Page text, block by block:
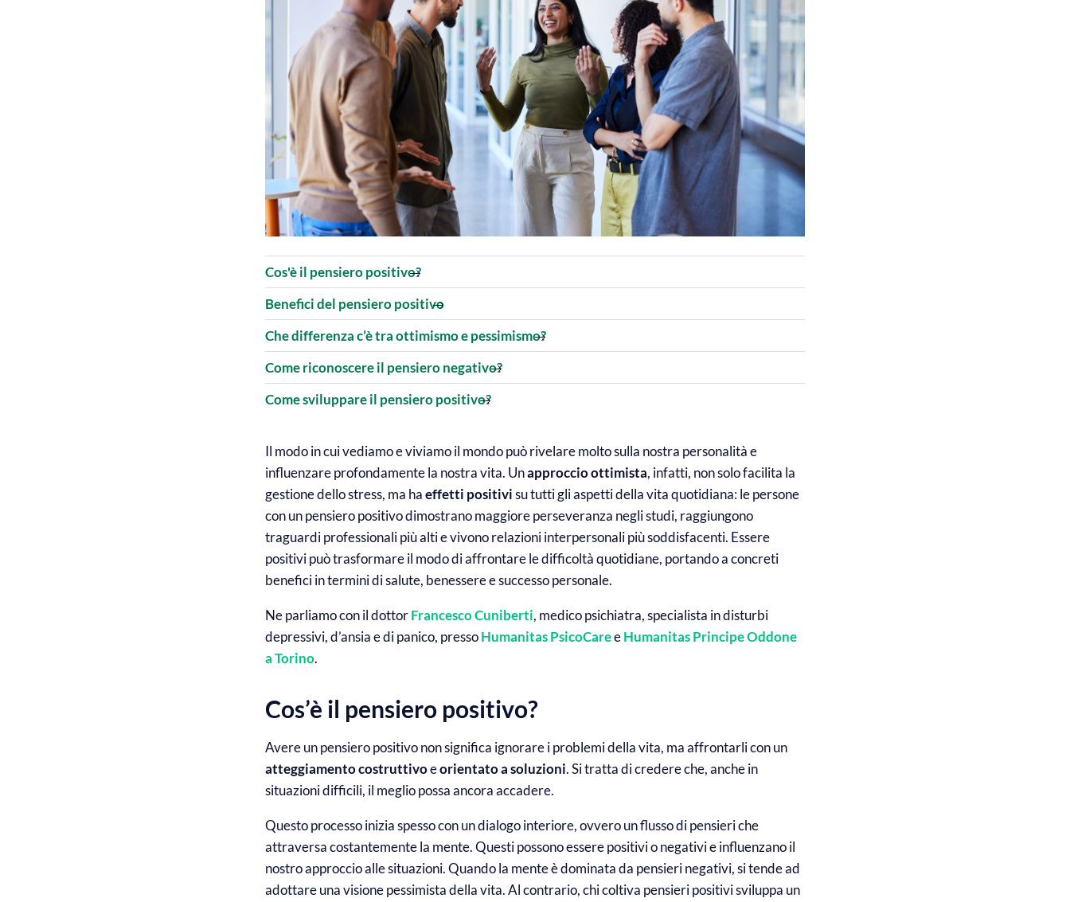
Cos'è il pensiero positivo?
Benefici del pensiero positivo
Che differenza c’è tra ottimismo e pessimismo?
Come riconoscere il pensiero negativo?
Come sviluppare il pensiero positivo?
Il modo in cui vediamo e viviamo il mondo può rivelare molto sulla nostra personalità e
influenzare profondamente la nostra vita. Unapproccioottimista, infatti, non solo facilita la
gestione dello stress, ma haeffetti positivisu tutti gli aspetti della vita quotidiana: le persone
con un pensiero positivo dimostrano maggiore perseveranza negli studi, raggiungono
traguardi professionali più alti e vivono relazioni interpersonali più soddisfacenti. Essere
positivi può trasformare il modo di affrontare le difficoltà quotidiane, portando a concreti
benefici in termini di salute, benessere e successo personale.
Ne parliamo con il dottorFrancesco Cuniberti, medico psichiatra, specialista in disturbi
depressivi, d’ansia e di panico, pressoHumanitas PsicoCareeHumanitas Principe Oddone
a Torino.
Cos’è il pensiero positivo?
Avere un pensiero positivo non significa ignorare i problemi della vita, ma affrontarli con un
atteggiamento costruttivoeorientato a soluzioni. Si tratta di credere che, anche in
situazioni difficili, il meglio possa ancora accadere.
Questo processo inizia spesso con un dialogo interiore, ovvero un flusso di pensieri che
attraversa costantemente la mente. Questi possono essere positivi o negativi e influenzano il
nostro approccio alle situazioni. Quando la mente è dominata da pensieri negativi, si tende ad
adottare una visione pessimista della vita. Al contrario, chi coltiva pensieri positivi sviluppa un